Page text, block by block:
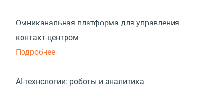
Омниканальная платформа для управления
контакт-центром
Подробнее
AI-технологии: роботы и аналитика